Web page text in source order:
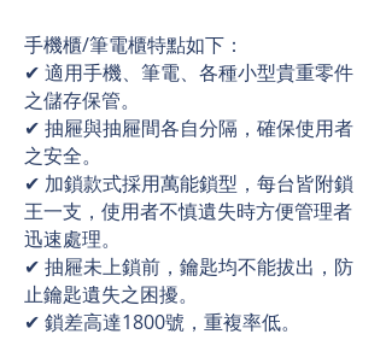
手機櫃/筆電櫃特點如下：
✔ 適用手機、筆電、各種小型貴重零件
之儲存保管。
✔ 抽屜與抽屜間各自分隔，確保使用者
之安全。
✔ 加鎖款式採用萬能鎖型，每台皆附鎖
王一支，使用者不慎遺失時方便管理者
迅速處理。
✔ 抽屜未上鎖前，鑰匙均不能拔出，防
止鑰匙遺失之困擾。
✔ 鎖差高達1800號，重複率低。